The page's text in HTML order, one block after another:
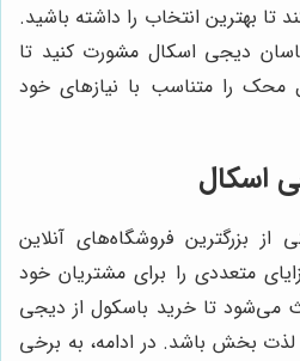
بهترین انتخاب را داشته باشید.
دیجی اسکال مشورت کنید تا
محک را متناسب با نیازهای خود
اسکال
بزرگترین فروشگاه‌های آنلاین
متعددی را برای مشتریان خود
می‌شود تا خرید باسکول از دیجی
بخش باشد. در ادامه، به برخی